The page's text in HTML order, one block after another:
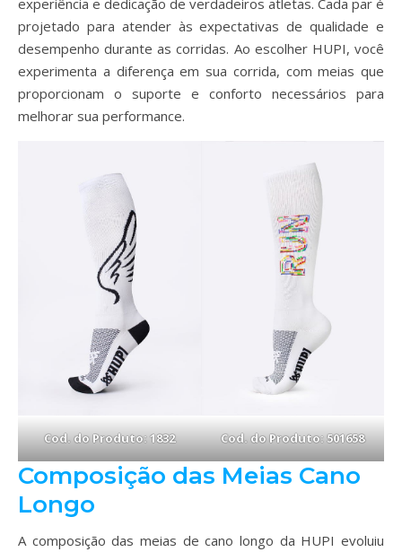
experiência e dedicação de verdadeiros atletas. Cada par é
projetado para atender às expectativas de qualidade e
desempenho durante as corridas. Ao escolher HUPI, você
experimenta a diferença em sua corrida, com meias que
proporcionam o suporte e conforto necessários para
melhorar sua performance.
Cod. do Produto: 1832 Cod. do Produto: 501658
Composição das Meias Cano
Longo
A composição das meias de cano longo da HUPI evoluiu